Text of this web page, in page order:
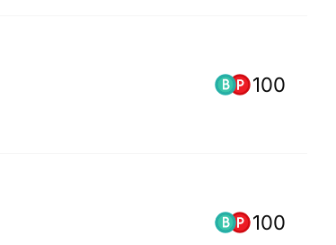
100
100